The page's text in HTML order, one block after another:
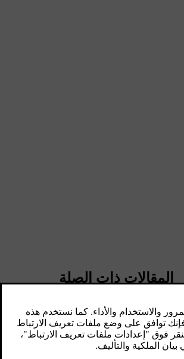
المقالات ذات الصلة
تنشيط قفل الأطفال
يمكنك تنشيط قفل الأطفال وإلغاء تنشيطه
يدويًا.